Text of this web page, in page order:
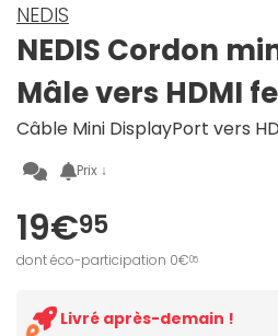
NEDIS
NEDIS Cordon
Mâle vers HDMI
Câble Mini DisplayPort vers
Prix ↓
19€95
dont éco-participation 0€05
Livré après-demain !